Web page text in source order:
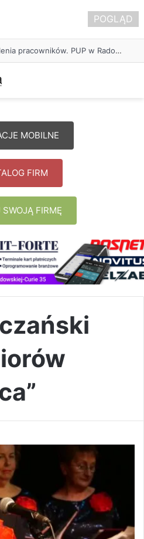
Około 90 tys. zł na szkolenia pracowników. PUP w Radomsku ogłasza nabór wniosków
MOBILNE
FIRM
FIRMĘ
POGLĄD